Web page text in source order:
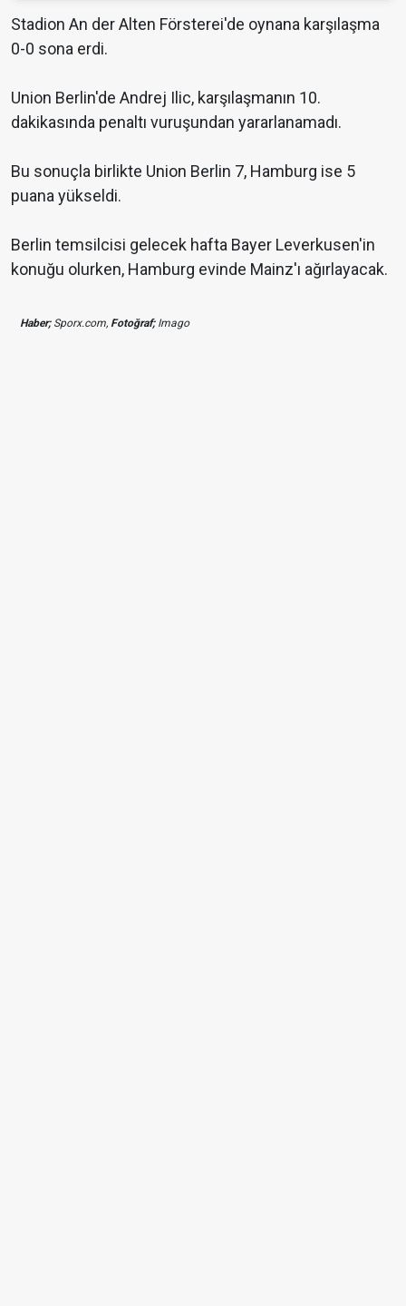
Stadion An der Alten Försterei'de oynana karşılaşma
0-0 sona erdi.
Union Berlin'de Andrej Ilic, karşılaşmanın 10.
dakikasında penaltı vuruşundan yararlanamadı.
Bu sonuçla birlikte Union Berlin 7, Hamburg ise 5
puana yükseldi.
Berlin temsilcisi gelecek hafta Bayer Leverkusen'in
konuğu olurken, Hamburg evinde Mainz'ı ağırlayacak.
Haber;Sporx.com, Fotoğraf;Imago